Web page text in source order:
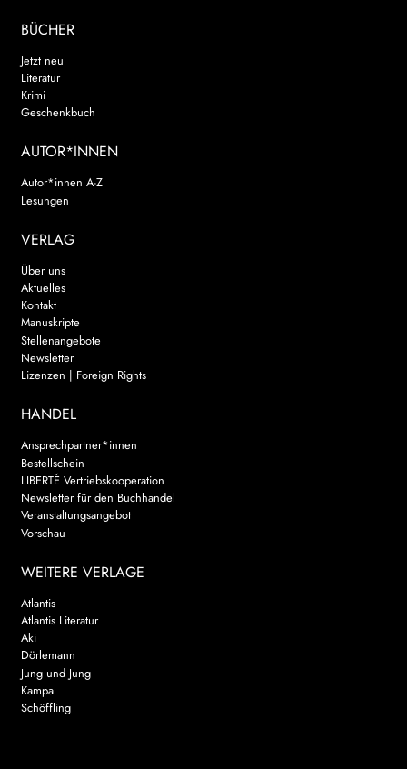
BÜCHER
Jetzt neu
Literatur
Krimi
Geschenkbuch
AUTOR*INNEN
Autor*innen A-Z
Lesungen
VERLAG
Über uns
Aktuelles
Kontakt
Manuskripte
Stellenangebote
Newsletter
Lizenzen | Foreign Rights
HANDEL
Ansprechpartner*innen
Bestellschein
LIBERTÉ Vertriebskooperation
Newsletter für den Buchhandel
Veranstaltungsangebot
Vorschau
WEITERE VERLAGE
Atlantis
Atlantis Literatur
Aki
Dörlemann
Jung und Jung
Kampa
Schöffling